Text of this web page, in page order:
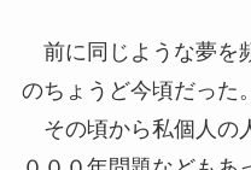
前に同じような夢を
のちょうど今頃だった。
その頃から私個人の